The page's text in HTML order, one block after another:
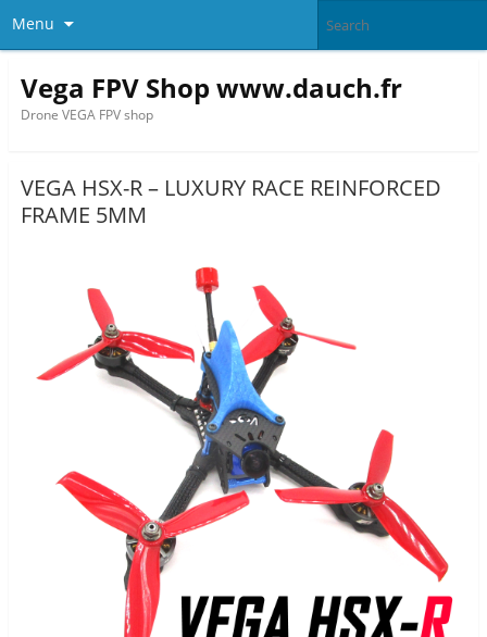
Menu
Vega FPV Shop www.dauch.fr
Drone VEGA FPV shop
VEGA HSX-R – LUXURY RACE REINFORCED
FRAME 5MM